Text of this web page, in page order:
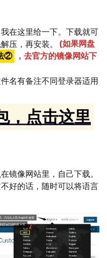
在这里给一下。下载就可
压，再安装。
(如果网盘
②
，去官方的镜像网站下
名有备注不同登录器适用
，点击这里
镜像网站里，自己下载。
好的话，随时可以将语言